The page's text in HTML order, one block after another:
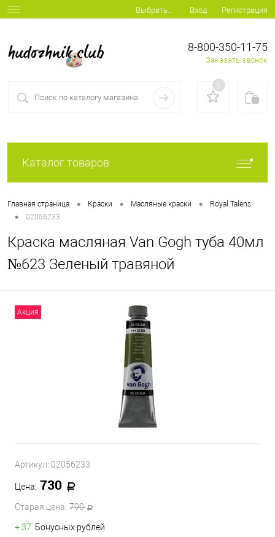
Выбрать... Вход Регистрация
8-800-350-11-75
Заказать звонок
0
Каталог товаров
Главная страница • Краски • Масляные краски • Royal Talens
• 02056233
Краска масляная Van Gogh туба 40мл
№623 Зеленый травяной
Акция
Артикул: 02056233
Цена: 730
Старая цена: 790
+ 37 Бонусных рублей